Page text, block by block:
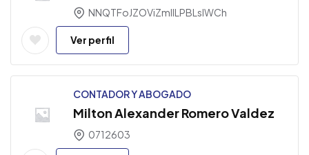
NNQTFoJZOViZmllLPBLsIWCh
Ver perfil
CONTADOR Y ABOGADO
Milton Alexander Romero Valdez
0712603